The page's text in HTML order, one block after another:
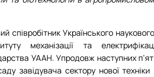
співробітник Українського
механізації та
УААН. Упродовж наступних
завідувача сектору нової техніки